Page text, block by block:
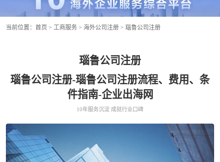
当前位置： 首页 > 工商服务 > 海外公司注册 > 瑙鲁公司注册
瑙鲁公司注册
瑙鲁公司注册-瑙鲁公司注册流程、费用、条
件指南-企业出海网
10年服务沉淀 成就行业口碑